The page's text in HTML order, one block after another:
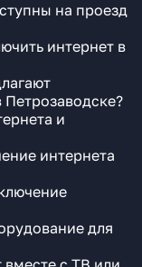
на проезд
интернет в
и
интернета
для